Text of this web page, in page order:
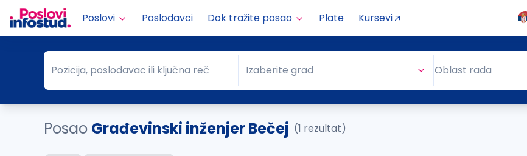
Poslovi Poslodavci Dok tražite posao Plate Kursevi
Pozicija, poslodavac ili ključna reč
Pozicija, poslodavac ili ključna reč Grad
Izaberite grad Oblast rada
Posao Građevinski inženjer Bečej (1 rezultat)